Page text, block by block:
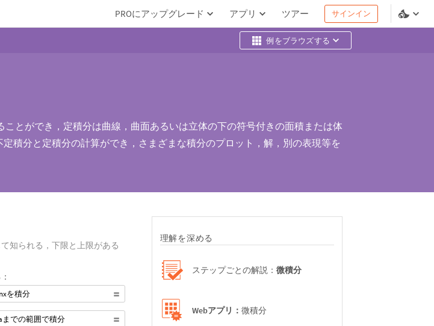
PROにアップグレード アプリ ツアー サインイン
例をブラウズする
とができ，定積分は曲線，曲面あるいは立体の下の符号付きの面積または体
積分と定積分の計算ができ，さまざまな積分のプロット，解，別の表現等を
知られる，下限と上限がある
を積分
までの範囲で積分
理解を深める
ステップごとの解説： 微積分
Webアプリ： 微積分